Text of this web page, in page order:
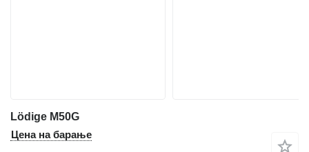
Lödige M50G
Цена на барање